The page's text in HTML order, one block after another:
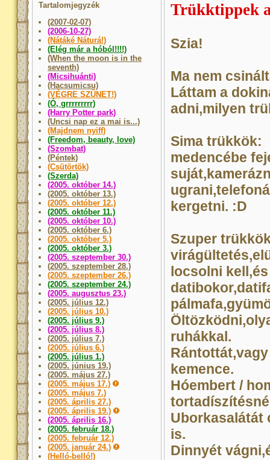
Tartalomjegyzék
(2007-02-07)
(2006-10-27)
(Nátáké Náturá!)
(Elég már a hóból!!!!)
(When the moon is in the
seventh)
(Micsihuánti)
(Hacsumicsu)
(VÉGRE SZÜNET!)
(Ó, grrrrrrrrr)
(Harry Potter park)
(Uncsi nap ez a mai is...)
(Majdnem nyiff)
(Freedom, beauty, love)
(Szombat)
(Péntek)
(Csütörtök)
(Szerda)
(2005. október 14.)
(2005. október 13.)
(2005. október 12.)
(2005. október 11.)
(2005. október 10.)
(2005. október 6.)
(2005. október 5.)
(2005. október 3.)
(2005. szeptember 30.)
(2005. szeptember 28.)
(2005. szeptember 26.)
(2005. szeptember 24.)
(2005. augusztus 23.)
(2005. július 12.)
(2005. július 10.)
(2005. július 9.)
(2005. július 8.)
(2005. július 7.)
(2005. július 6.)
(2005. július 1.)
(2005. június 19.)
(2005. május 27.)
(2005. május 17.)
(2005. május 7.)
(2005. április 27.)
(2005. április 19.)
(2005. április 16.)
(2005. február 18.)
(2005. február 12.)
(2005. január 24.)
(Helló-belló!)
Trükktippek
Szia!
Ma nem
Láttam a
adni,milyen
Sima trükkök:
medencébe
kergetni. :D
Szuper
locsolni
ruhákkal.
kemence.
Hóembert /
Uborkasalátát
is.
Dinnyét